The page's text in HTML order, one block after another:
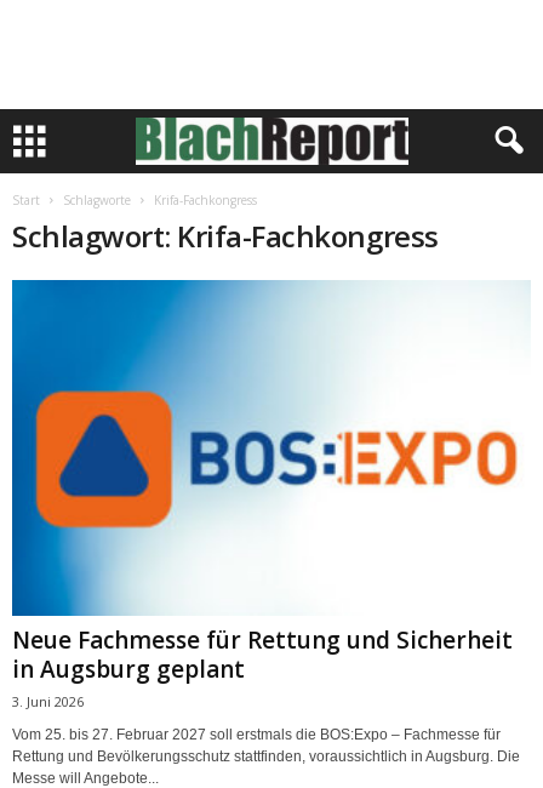
Start Schlagworte Krifa-Fachkongress
Schlagwort: Krifa-Fachkongress
Neue Fachmesse für Rettung und Sicherheit
in Augsburg geplant
3. Juni 2026
Vom 25. bis 27. Februar 2027 soll erstmals die BOS:Expo – Fachmesse für
Rettung und Bevölkerungsschutz stattfinden, voraussichtlich in Augsburg. Die
Messe will Angebote...